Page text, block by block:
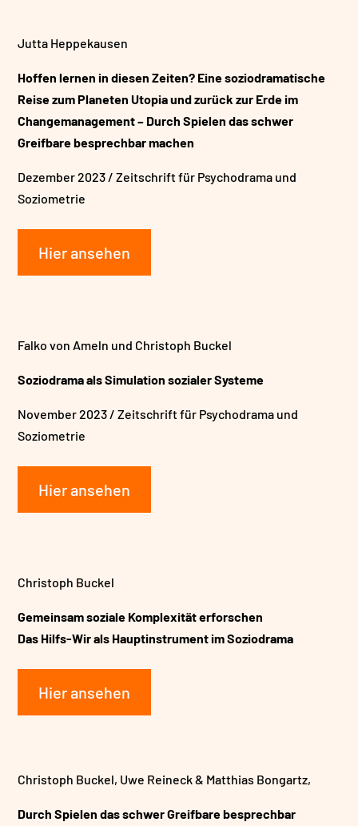
Jutta Heppekausen
Hoffen lernen in diesen Zeiten? Eine soziodramatische
Reise zum Planeten Utopia und zurück zur Erde im
Changemanagement – Durch Spielen das schwer
Greifbare besprechbar machen
Dezember 2023 / Zeitschrift für Psychodrama und
Soziometrie
Hier ansehen
Falko von Ameln und Christoph Buckel
Soziodrama als Simulation sozialer Systeme
November 2023 / Zeitschrift für Psychodrama und
Soziometrie
Hier ansehen
Christoph Buckel
Gemeinsam soziale Komplexität erforschen
Das Hilfs-Wir als Hauptinstrument im Soziodrama
Hier ansehen
Christoph Buckel, Uwe Reineck & Matthias Bongartz,
Durch Spielen das schwer Greifbare besprechbar